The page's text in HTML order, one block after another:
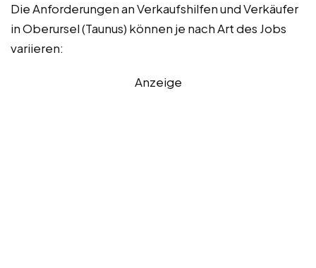
Die Anforderungen an Verkaufshilfen und Verkäufer
in Oberursel (Taunus) können je nach Art des Jobs
variieren:
Anzeige